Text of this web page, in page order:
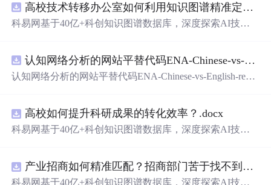
高校技术转移办公室如何利用知识图谱精准定位产业需求与技术适配点？.docx
科易网基于40亿+科创知识图谱数据库，深度探索AI技术
新领域的AI+数智化解决方案，推动科技创新与产业创新
智能化发展。
认知网络分析的网站平替代码ENA-Chinese-vs-English-reproducible.zip
认知网络分析的网站平替代码ENA-Chinese-vs-English-repro
高校如何提升科研成果的转化效率？.docx
科易网基于40亿+科创知识图谱数据库，深度探索AI技术
新领域的AI+数智化解决方案，推动科技创新与产业创新
智能化发展。
产业招商如何精准匹配？招商部门苦于找不到符合产业链补链强链方向的目标企业怎么办？.docx
科易网基于40亿+科创知识图谱数据库，深度探索AI技术